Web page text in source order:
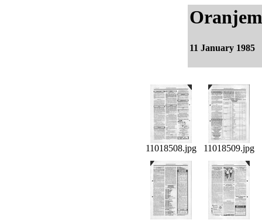
11 January 1985
11018508.jpg 11018509.jpg